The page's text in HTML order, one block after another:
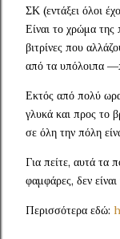
ΣΚ (εντάξει όλοι
Είναι το χρώμα της
βιτρίνες που
από τα υπόλοιπα
Εκτός από πολύ
γλυκά και προς το
σε όλη την πόλη
Για πείτε, αυτά τα
φαμφάρες, δεν
Περισσότερα εδώ: